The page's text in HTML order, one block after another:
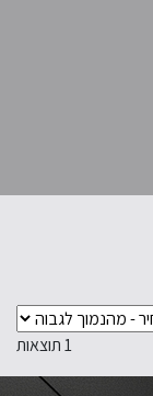
1תוצאות